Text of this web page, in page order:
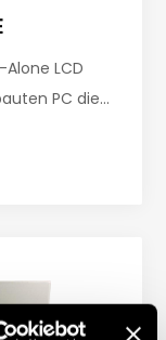
LCD
PC die
Notebook)